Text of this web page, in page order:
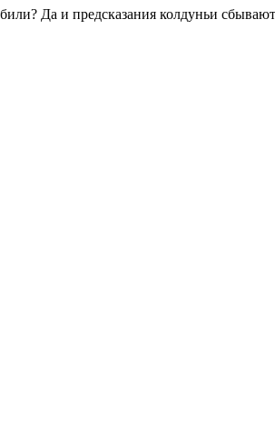
Да и предсказания колдуньи